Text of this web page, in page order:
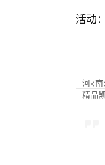
活动
河<南
精品